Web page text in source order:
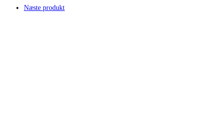
Næste produkt